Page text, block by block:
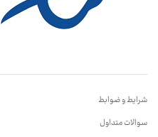
شرایط و ضوابط
سوالات متداول